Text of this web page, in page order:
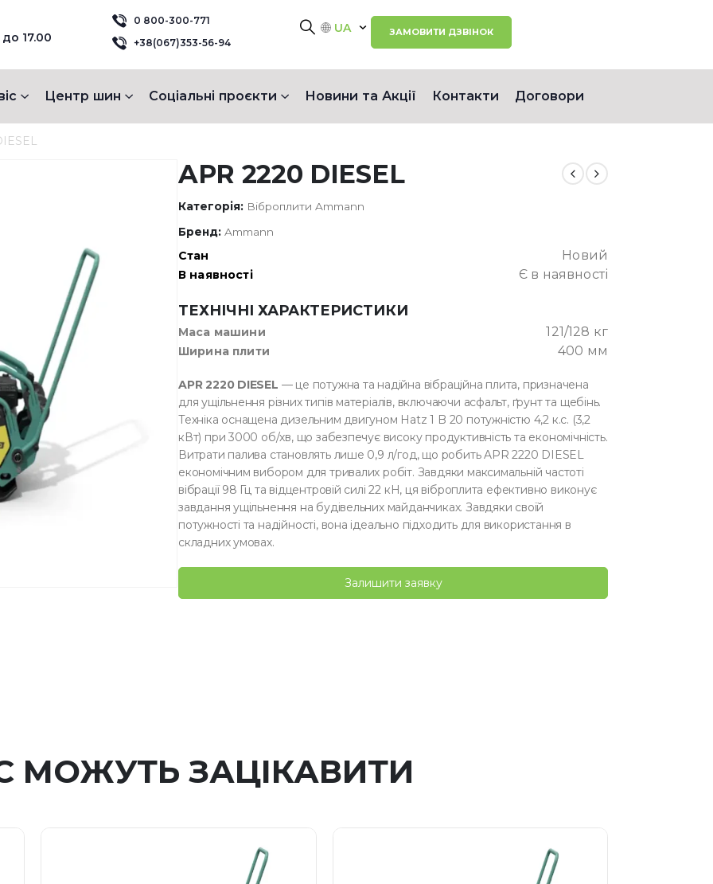
17.00
0 800-300-771
+38(067)353-56-94
UA ЗАМОВИТИ ДЗВІНОК
Центр шин Соціальні проєкти Новини та Акції Контакти Договори
APR 2220 DIESEL
Категорія: Віброплити Ammann
Бренд: Ammann
Стан Новий
В наявності Є в наявності
ТЕХНІЧНІ ХАРАКТЕРИСТИКИ
Маса машини 121/128 кг
Ширина плити 400 мм
APR 2220 DIESEL — це потужна та надійна вібраційна плита, призначена
для ущільнення різних типів матеріалів, включаючи асфальт, ґрунт та щебінь.
Техніка оснащена дизельним двигуном Hatz 1 B 20 потужністю 4,2 к.с. (3,2
кВт) при 3000 об/хв, що забезпечує високу продуктивність та економічність.
Витрати палива становлять лише 0,9 л/год, що робить APR 2220 DIESEL
економічним вибором для тривалих робіт. Завдяки максимальній частоті
вібрації 98 Гц та відцентровій силі 22 кН, ця віброплита ефективно виконує
завдання ущільнення на будівельних майданчиках. Завдяки своїй
потужності та надійності, вона ідеально підходить для використання в
складних умовах.
Залишити заявку
МОЖУТЬ ЗАЦІКАВИТИ